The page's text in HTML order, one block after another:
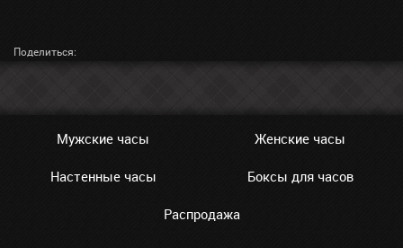
Поделиться:
Мужские часы Женские часы
Настенные часы Боксы для часов
Распродажа